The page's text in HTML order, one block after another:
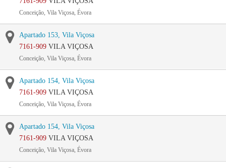
Conceição, Vila Viçosa, Évora
Apartado 153, Vila Viçosa
7161-909 VILA VIÇOSA
Conceição, Vila Viçosa, Évora
Apartado 154, Vila Viçosa
7161-909 VILA VIÇOSA
Conceição, Vila Viçosa, Évora
Apartado 154, Vila Viçosa
7161-909 VILA VIÇOSA
Conceição, Vila Viçosa, Évora